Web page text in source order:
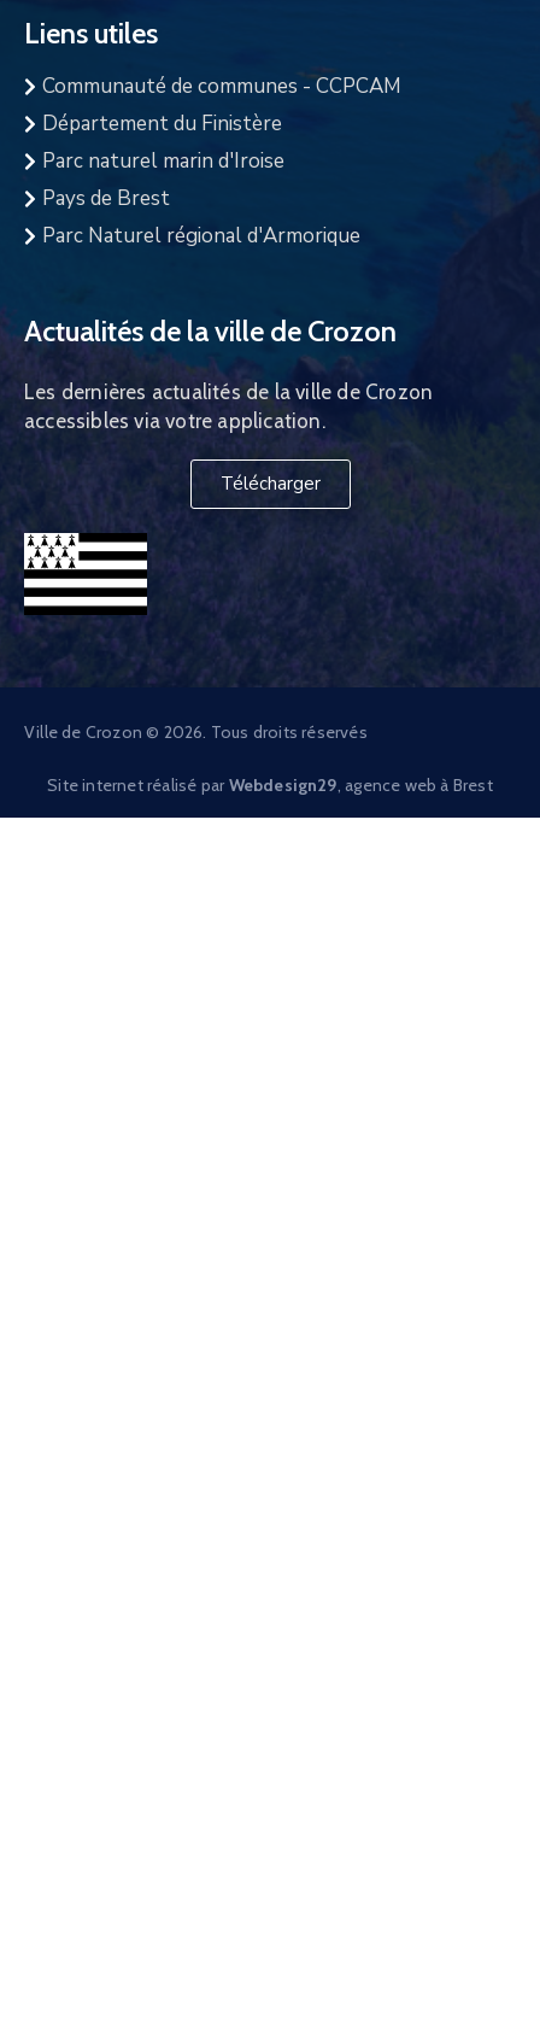
Liens utiles
Communauté de communes - CCPCAM
Département du Finistère
Parc naturel marin d'Iroise
Pays de Brest
Parc Naturel régional d'Armorique
Actualités de la ville de Crozon
Les dernières actualités de la ville de Crozon
accessibles via votre application.
Télécharger
Ville de Crozon © 2026. Tous droits réservés
Site internet réalisé par Webdesign29 , agence web à Brest